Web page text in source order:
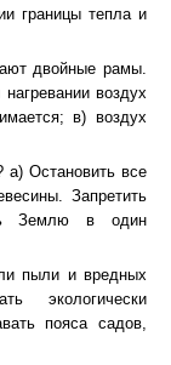
границы тепла и
двойные рамы.
воздух
в) воздух
а) Остановить все
Запретить
Землю в один
пыли и вредных
экологически
пояса садов,